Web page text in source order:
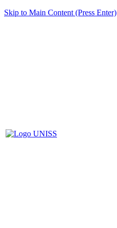
Skip to Main Content (Press Enter)